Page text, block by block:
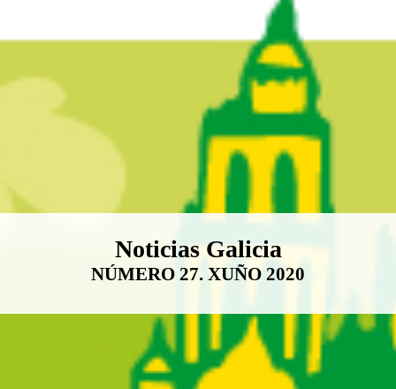
Boletín Noticias Galicia
Noticias Galicia
NÚMERO 27. XUÑO 2020